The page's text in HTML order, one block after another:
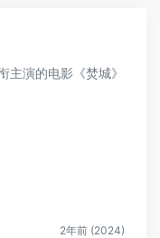
演的电影《焚城》
2年前 (2024)